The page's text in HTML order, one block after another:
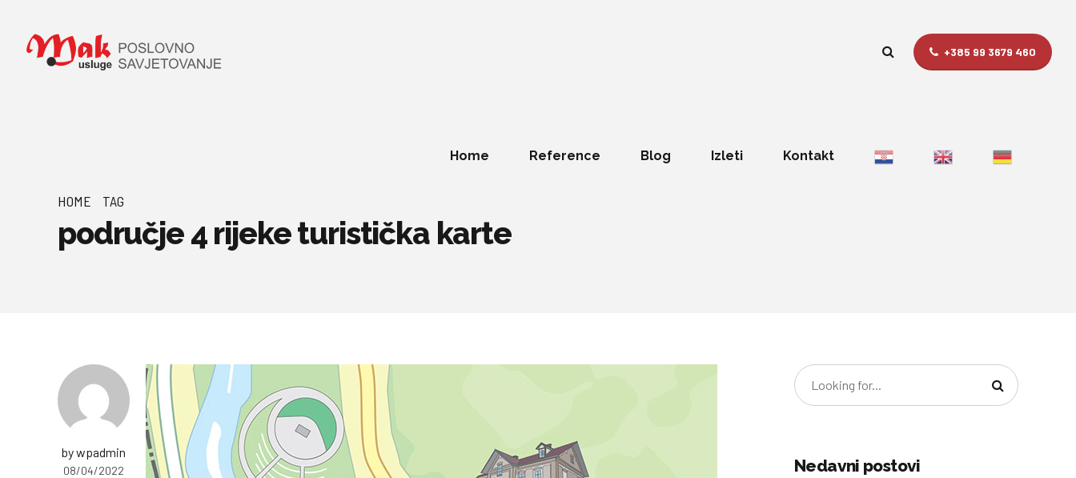
+385 99 3679 460
Home Reference Blog Izleti Kontakt
HOME TAG
područje 4 rijeke turistička karte
by wpadmin
08/04/2022 Nedavni postovi